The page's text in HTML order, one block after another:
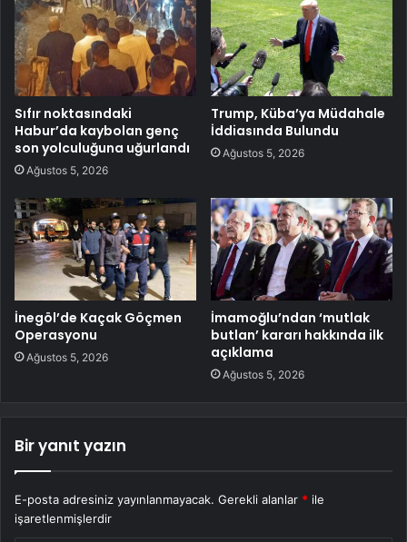
Sıfır noktasındaki
Habur’da kaybolan genç
son yolculuğuna uğurlandı
Ağustos 5, 2026
Trump, Küba’ya Müdahale
İddiasında Bulundu
Ağustos 5, 2026
İnegöl’de Kaçak Göçmen
Operasyonu
Ağustos 5, 2026
İmamoğlu’ndan ‘mutlak
butlan’ kararı hakkında ilk
açıklama
Ağustos 5, 2026
Bir yanıt yazın
E-posta adresiniz yayınlanmayacak. Gerekli alanlar * ile
işaretlenmişlerdir